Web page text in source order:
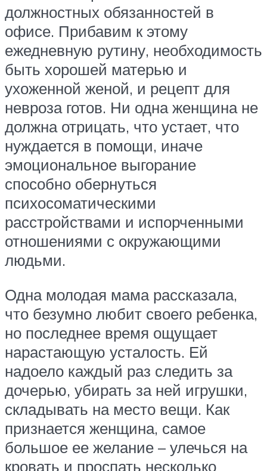
должностных обязанностей в
офисе. Прибавим к этому
ежедневную рутину, необходимость
быть хорошей матерью и
ухоженной женой, и рецепт для
невроза готов. Ни одна женщина не
должна отрицать, что устает, что
нуждается в помощи, иначе
эмоциональное выгорание
способно обернуться
психосоматическими
расстройствами и испорченными
отношениями с окружающими
людьми.
Одна молодая мама рассказала,
что безумно любит своего ребенка,
но последнее время ощущает
нарастающую усталость. Ей
надоело каждый раз следить за
дочерью, убирать за ней игрушки,
складывать на место вещи. Как
признается женщина, самое
большое ее желание – улечься на
кровать и проспать несколько